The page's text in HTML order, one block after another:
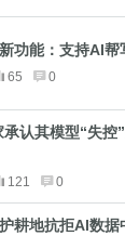
功能：支持AI帮
65 0
认其模型“失控
121 0
耕地抗拒AI数